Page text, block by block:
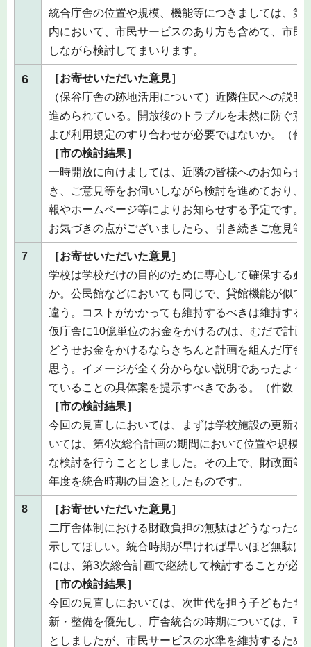
統合庁舎の位置や規模、機能等につきましては、第
内において、市民サービスのあり方も含めて、市民
しながら検討してまいります。
6
［お寄せいただいた意見］
（保谷庁舎の跡地活用について）近隣住民への説明
進められている。開放後のトラブルを未然に防ぐ意
よび利用規定のすり合わせが必要ではないか。（件
［市の検討結果］
一時開放に向けましては、近隣の皆様へのお知らせ
き、ご意見等をお伺いしながら検討を進めており、
報やホームページ等によりお知らせする予定です。
お気づきの点がございましたら、引き続きご意見等
7
［お寄せいただいた意見］
学校は学校だけの目的のために専心して確保する必
か。公民館などにおいても同じで、貸館機能が似て
違う。コストがかかっても維持するべきは維持する
仮庁舎に10億単位のお金をかけるのは、むだで計画
どうせお金をかけるならきちんと計画を組んだ庁舎
思う。イメージが全く分からない説明であったよう
ていることの具体案を提示すべきである。（件数：
［市の検討結果］
今回の見直しにおいては、まずは学校施設の更新を
いては、第4次総合計画の期間において位置や規模
な検討を行うこととしました。その上で、財政面等
年度を統合時期の目途としたものです。
8
［お寄せいただいた意見］
二庁舎体制における財政負担の無駄はどうなったの
示してほしい。統合時期が早ければ早いほど無駄は
には、第3次総合計画で継続して検討することが必
［市の検討結果］
今回の見直しにおいては、次世代を担う子どもたち
新・整備を優先し、庁舎統合の時期については、可
としましたが、市民サービスの水準を維持するため